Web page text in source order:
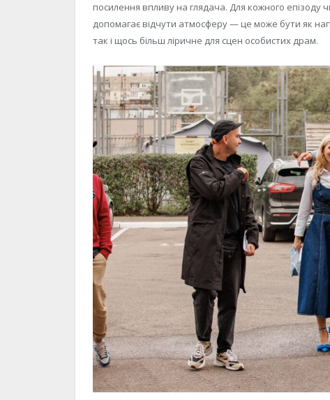
посилення впливу на глядача. Для кожного епізоду
допомагає відчути атмосферу — це може бути як
так і щось більш ліричне для сцен особистих драм.